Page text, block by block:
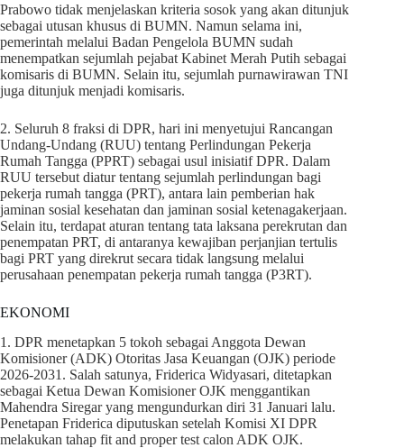
Prabowo tidak menjelaskan kriteria sosok yang akan ditunjuk
sebagai utusan khusus di BUMN. Namun selama ini,
pemerintah melalui Badan Pengelola BUMN sudah
menempatkan sejumlah pejabat Kabinet Merah Putih sebagai
komisaris di BUMN. Selain itu, sejumlah purnawirawan TNI
juga ditunjuk menjadi komisaris.
2. Seluruh 8 fraksi di DPR, hari ini menyetujui Rancangan
Undang-Undang (RUU) tentang Perlindungan Pekerja
Rumah Tangga (PPRT) sebagai usul inisiatif DPR. Dalam
RUU tersebut diatur tentang sejumlah perlindungan bagi
pekerja rumah tangga (PRT), antara lain pemberian hak
jaminan sosial kesehatan dan jaminan sosial ketenagakerjaan.
Selain itu, terdapat aturan tentang tata laksana perekrutan dan
penempatan PRT, di antaranya kewajiban perjanjian tertulis
bagi PRT yang direkrut secara tidak langsung melalui
perusahaan penempatan pekerja rumah tangga (P3RT).
EKONOMI
1. DPR menetapkan 5 tokoh sebagai Anggota Dewan
Komisioner (ADK) Otoritas Jasa Keuangan (OJK) periode
2026-2031. Salah satunya, Friderica Widyasari, ditetapkan
sebagai Ketua Dewan Komisioner OJK menggantikan
Mahendra Siregar yang mengundurkan diri 31 Januari lalu.
Penetapan Friderica diputuskan setelah Komisi XI DPR
melakukan tahap fit and proper test calon ADK OJK.